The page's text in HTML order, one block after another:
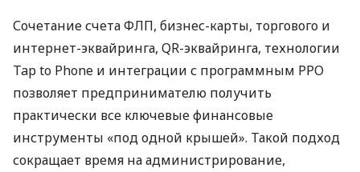
Сочетание счета ФЛП, бизнес-карты, торгового и
интернет-эквайринга, QR-эквайринга, технологии
Tap to Phone и интеграции с программным РРО
позволяет предпринимателю получить
практически все ключевые финансовые
инструменты «под одной крышей». Такой подход
сокращает время на администрирование,